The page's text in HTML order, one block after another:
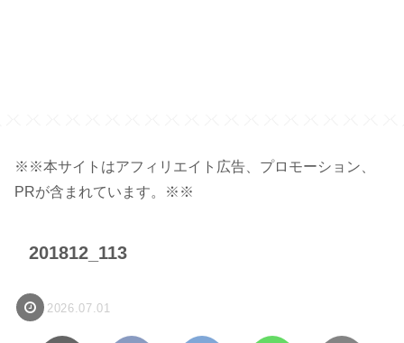
※※本サイトはアフィリエイト広告、プロモーション、
PRが含まれています。※※
201812_113
2026.07.01